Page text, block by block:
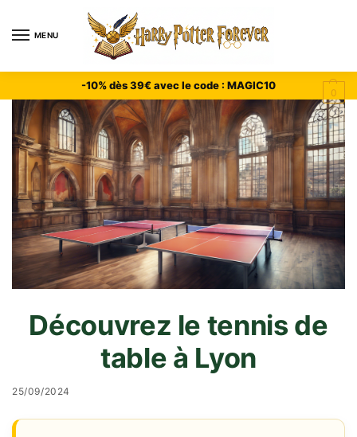
MENU
0
-10% dès 39€ avec le code : MAGIC10
Découvrez le tennis de
table à Lyon
25/09/2024